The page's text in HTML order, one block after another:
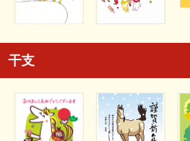
干支